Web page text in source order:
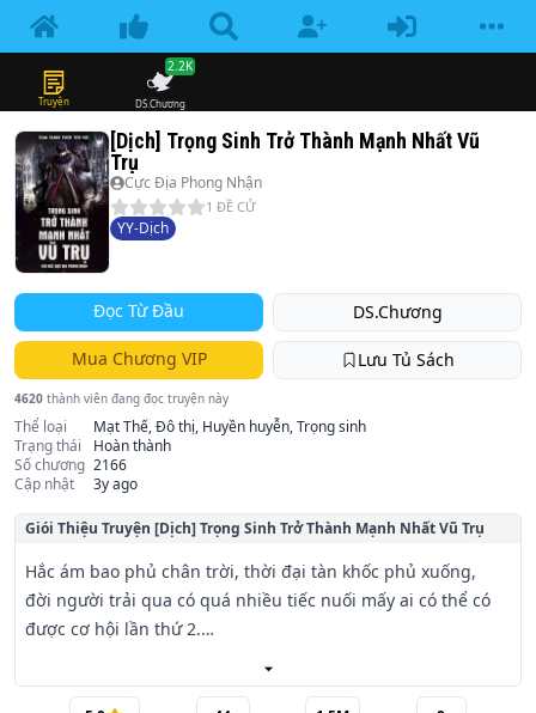
Truyện DS.Chương
2.2K
[Dịch] Trọng Sinh Trở Thành Mạnh Nhất Vũ
Trụ
Cực Địa Phong Nhận
1 ĐỀ CỬ
YY-Dịch
Đọc Từ Đầu DS.Chương
Mua Chương VIP Lưu Tủ Sách
4620 thành viên đang đọc truyện này
Thể loại
Mạt Thế, Đô thị, Huyền huyễn, Trọng sinh
Trạng thái
Hoàn thành
Số chương 2166
Cập nhật
3y ago
Giói Thiệu Truyện [Dịch] Trọng Sinh Trở Thành Mạnh Nhất Vũ Trụ
Hắc ám bao phủ chân trời, thời đại tàn khốc phủ xuống,
đời người trải qua có quá nhiều tiếc nuối mấy ai có thể có
được cơ hội lần thứ 2.
Diệp Tinh vùng vẫy trong tận thế cho đến khi nhắm mắt